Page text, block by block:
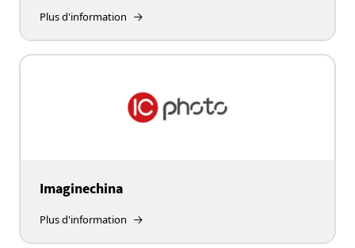
Plus d'information
Imaginechina
Plus d'information